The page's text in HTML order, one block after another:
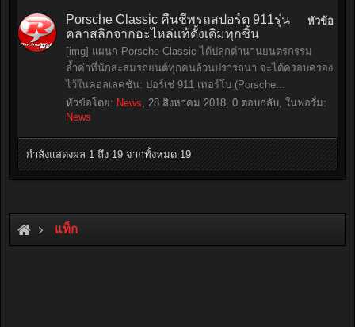
หัวข้อ
Porsche Classic คืนชีพรถสปอร์ต 911รุ่น
คลาสลิกจากอะไหล่แท้ดั้งเดิมทุกชิ้น
[img] แผนก Porsche Classic ได้ปลุกตำนานยนตรกรรม
ล้ำค่าที่นักสะสมรถยนต์ทุกคนล้วนปรารถนา จะได้ครอบครอง
ไว้ในคอลเลคชัน: ปอร์เช่ 911 เทอร์โบ (Porsche...
หัวข้อโดย: News, 28 สิงหาคม 2018, 0 ตอบกลับ, ในฟอรั่ม:
News
กำลังแสดงผล 1 ถึง 19 จากทั้งหมด 19
แท็ก